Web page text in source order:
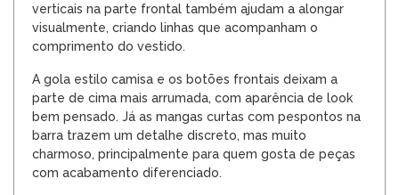
verticais na parte frontal também ajudam a alongar
visualmente, criando linhas que acompanham o
comprimento do vestido.
A gola estilo camisa e os botões frontais deixam a
parte de cima mais arrumada, com aparência de look
bem pensado. Já as mangas curtas com pespontos na
barra trazem um detalhe discreto, mas muito
charmoso, principalmente para quem gosta de peças
com acabamento diferenciado.